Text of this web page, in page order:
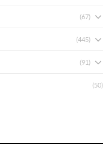
(67)
(445)
(91)
(50)